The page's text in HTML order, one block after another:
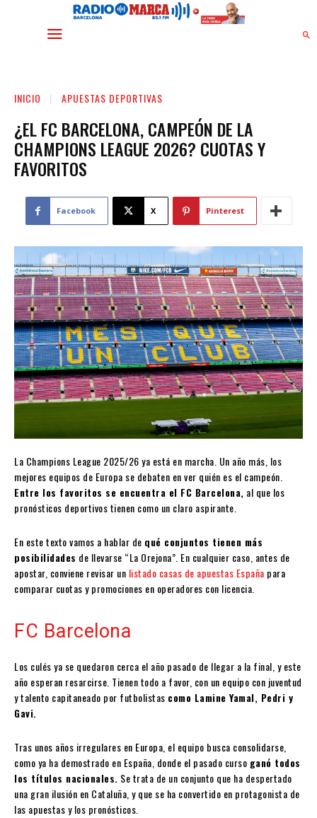
INICIO APUESTAS DEPORTIVAS
¿EL FC BARCELONA, CAMPEÓN DE LA
CHAMPIONS LEAGUE 2026? CUOTAS Y
FAVORITOS
Facebook X Pinterest
La Champions League 2025/26 ya está en marcha. Un año más, los
mejores equipos de Europa se debaten en ver quién es el campeón.
Entre los favoritos se encuentra el FC Barcelona, al que los
pronósticos deportivos tienen como un claro aspirante.
En este texto vamos a hablar de qué conjuntos tienen más
posibilidades de llevarse “La Orejona”. En cualquier caso, antes de
apostar, conviene revisar un listado casas de apuestas España para
comparar cuotas y promociones en operadores con licencia.
FC Barcelona
Los culés ya se quedaron cerca el año pasado de llegar a la final, y este
año esperan resarcirse. Tienen todo a favor, con un equipo con juventud
y talento capitaneado por futbolistas como Lamine Yamal, Pedri y
Gavi.
Tras unos años irregulares en Europa, el equipo busca consolidarse,
como ya ha demostrado en España, donde el pasado curso ganó todos
los títulos nacionales. Se trata de un conjunto que ha despertado
una gran ilusión en Cataluña, y que se ha convertido en protagonista de
las apuestas y los pronósticos.